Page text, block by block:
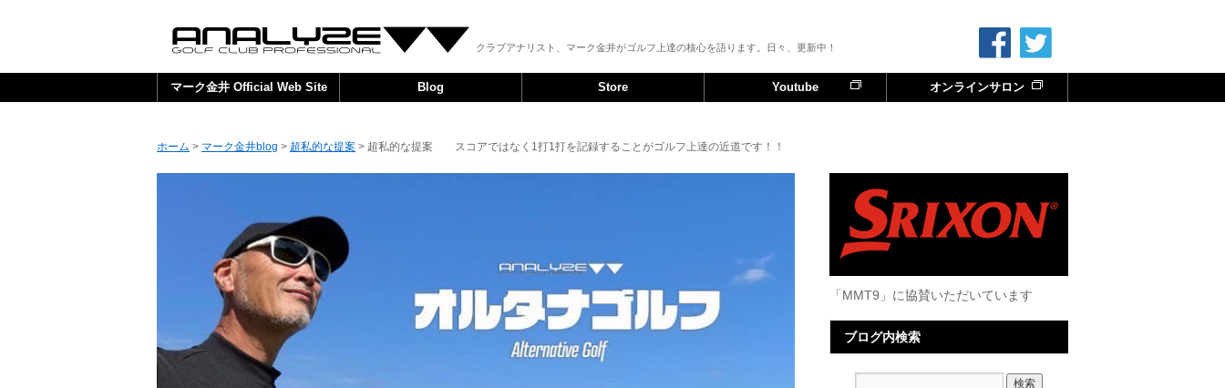
クラブアナリスト、マーク金井がゴルフ上達の核心を語ります。日々、更新中！
マーク金井 Official Web Site Blog Store Youtube オンラインサロン
ホーム > マーク金井blog > 超私的な提案 > 超私的な提案 スコアではなく1打1打を記録することがゴルフ上達の近道です！！
「MMT9」に協賛いただいています
ブログ内検索